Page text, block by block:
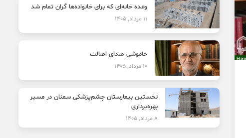
وعده خانه‌ای که برای خانواده‌ها گران تمام شد
11 مرداد, 1405
خاموشی صدای اصالت
10 مرداد, 1405
نخستین بیمارستان چشم‌پزشکی سمنان در مسیر
بهره‌برداری
8 مرداد, 1405